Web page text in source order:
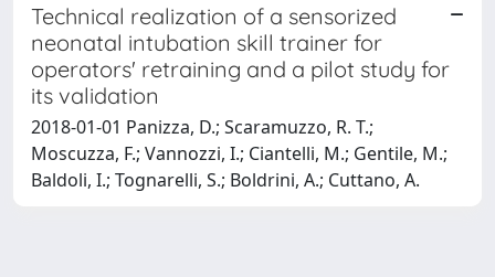
Technical realization of a sensorized
neonatal intubation skill trainer for
operators' retraining and a pilot study for
its validation
2018-01-01 Panizza, D.; Scaramuzzo, R. T.;
Moscuzza, F.; Vannozzi, I.; Ciantelli, M.; Gentile, M.;
Baldoli, I.; Tognarelli, S.; Boldrini, A.; Cuttano, A.